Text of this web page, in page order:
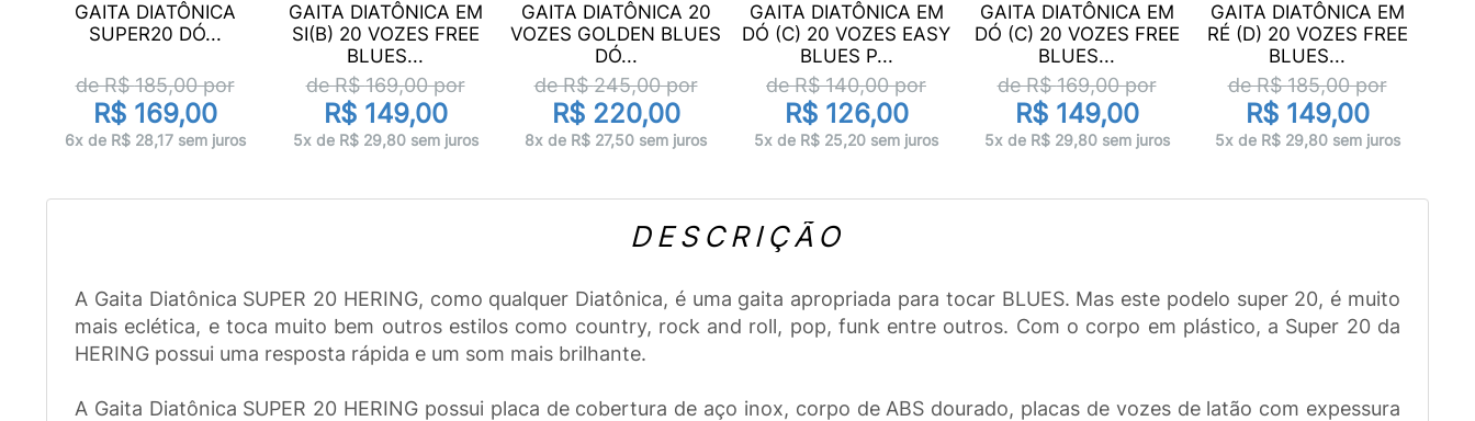
GAITA DIATÔNICA
SUPER20 DÓ...
de R$185,00por
R$ 169,00
6x de R$ 28,17 sem juros
GAITA DIATÔNICA EM
SI(B) 20 VOZES FREE
BLUES...
de R$169,00por
R$ 149,00
5x de R$ 29,80 sem juros
GAITA DIATÔNICA 20
VOZES GOLDEN BLUES
DÓ...
de R$245,00por
R$ 220,00
8x de R$ 27,50 sem juros
GAITA DIATÔNICA EM
DÓ (C) 20 VOZES EASY
BLUES P...
de R$140,00por
R$ 126,00
5x de R$ 25,20 sem juros
GAITA DIATÔNICA EM
DÓ (C) 20 VOZES FREE
BLUES...
de R$169,00por
R$ 149,00
5x de R$ 29,80 sem juros
GAITA DIATÔNICA EM
RÉ (D) 20 VOZES FREE
BLUES...
de R$185,00por
R$ 149,00
5x de R$ 29,80 sem juros
DESCRIÇÃO
A Gaita Diatônica SUPER 20 HERING, como qualquer Diatônica, é uma gaita apropriada para tocar BLUES. Mas este podelo super 20, é muito
mais eclética, e toca muito bem outros estilos como country, rock and roll, pop, funk entre outros. Com o corpo em plástico, a Super 20 da
HERING possui uma resposta rápida e um som mais brilhante.
A Gaita Diatônica SUPER 20 HERING possui placa de cobertura de aço inox, corpo de ABS dourado, placas de vozes de latão com expessura